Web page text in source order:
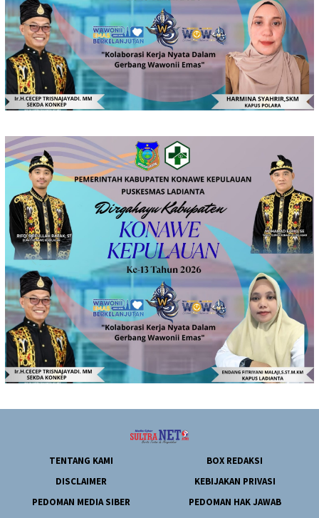
TENTANG KAMI
BOX REDAKSI
DISCLAIMER
KEBIJAKAN PRIVASI
PEDOMAN MEDIA SIBER
PEDOMAN HAK JAWAB